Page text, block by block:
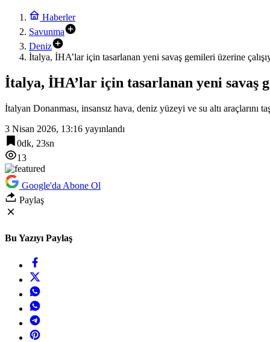
Haberler
Savunma
Deniz
İtalya, İHA’lar için tasarlanan yeni savaş gemileri üzerine
İtalya, İHA’lar için tasarlanan yeni savaş
İtalyan Donanması, insansız hava, deniz yüzeyi ve su altı araçlarını
3 Nisan 2026, 13:16 yayınlandı
0dk, 23sn
13
Google'da Abone Ol
Paylaş
Bu Yazıyı Paylaş